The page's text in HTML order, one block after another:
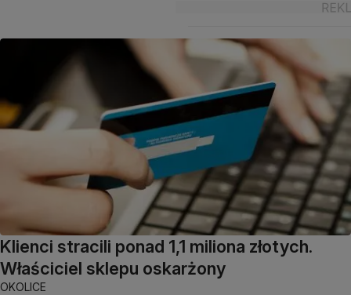
Klienci stracili ponad 1,1 miliona złotych.
Właściciel sklepu oskarżony
OKOLICE